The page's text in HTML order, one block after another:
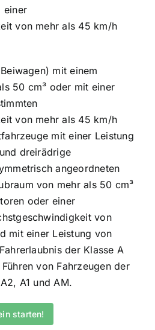
einer
von mehr als 45 km/h
mit einem
50 cm³ oder mit einer
von mehr als 45 km/h
mit einer Leistung
dreirädrige
angeordneten
von mehr als 50 cm³
oder einer
von
mit einer Leistung von
der Klasse A
von Fahrzeugen der
A1 und AM.
starten!